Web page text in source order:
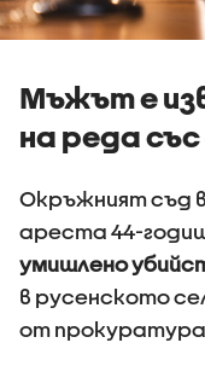
Мъжът е
на реда
Окръжният съд
ареста 44-
умишлено
в русенското
от